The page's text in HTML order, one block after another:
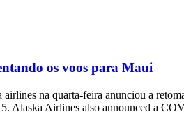
os voos para Maui
na quarta-feira anunciou a
Alaska Airlines also announced a